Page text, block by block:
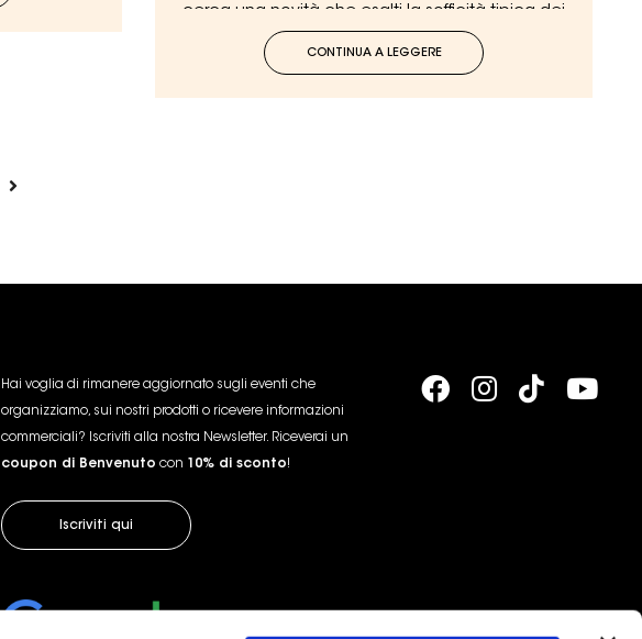
cerca una novità che esalti la sofficità tipica dei
dolci natalizi!
CONTINUA A LEGGERE
Hai voglia di rimanere aggiornato sugli eventi che
organizziamo, sui nostri prodotti o ricevere informazioni
commerciali? Iscriviti alla nostra Newsletter. Riceverai un
coupon di Benvenuto con 10% di sconto!
Iscriviti qui